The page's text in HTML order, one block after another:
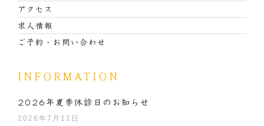
アクセス
求人情報
ご予約・お問い合わせ
INFORMATION
2026年夏季休診日のお知らせ
2026年7月11日